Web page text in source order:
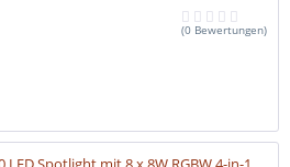
(0 Bewertungen)